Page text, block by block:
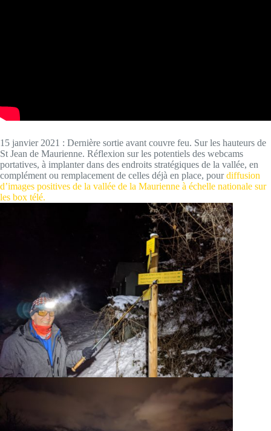
15 janvier 2021 : Dernière sortie avant couvre feu. Sur les hauteurs de
St Jean de Maurienne. Réflexion sur les potentiels des webcams
portatives, à implanter dans des endroits stratégiques de la vallée, en
complément ou remplacement de celles déjà en place, pourdiffusion
d’images positives de la vallée de la Maurienne à échelle nationale sur
les box télé.